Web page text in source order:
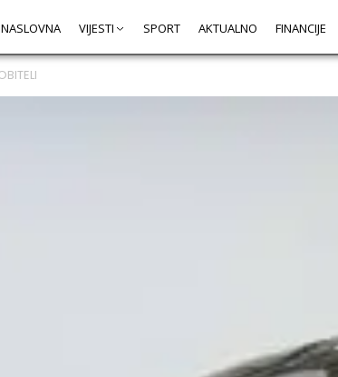
NASLOVNA VIJESTI SPORT AKTUALNO FINANCIJE